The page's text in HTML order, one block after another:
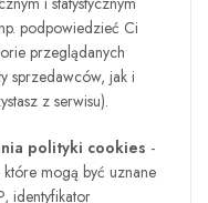
podpowiedzieć Ci
przeglądanych
sprzedawców, jak i
z serwisu).
polityki cookies -
mogą być uznane
identyfikator